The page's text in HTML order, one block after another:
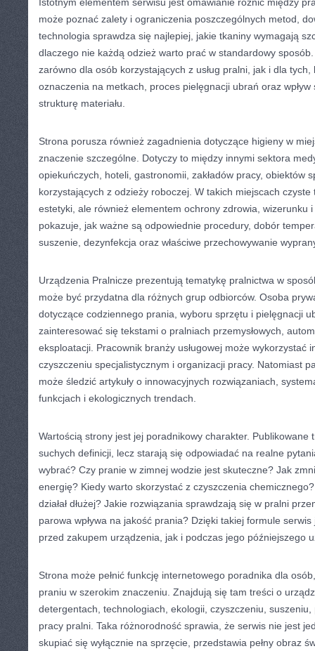
może poznać zalety i ograniczenia poszczególnych metod,
technologia sprawdza się najlepiej, jakie tkaniny wymagają
dlaczego nie każdą odzież warto prać w standardowy
zarówno dla osób korzystających z usług pralni, jak i dla
oznaczenia na metkach, proces pielęgnacji ubrań oraz
strukturę materiału.
Strona porusza również zagadnienia dotyczące higieny w
znaczenie szczególne. Dotyczy to między innymi sektora
opiekuńczych, hoteli, gastronomii, zakładów pracy, obiektów
korzystających z odzieży roboczej. W takich miejscach
estetyki, ale również elementem ochrony zdrowia, wizerunku
pokazuje, jak ważne są odpowiednie procedury, dobór
suszenie, dezynfekcja oraz właściwe przechowywanie
Urządzenia Pralnicze prezentują tematykę pralnictwa w
może być przydatna dla różnych grup odbiorców. Osoba
dotyczące codziennego prania, wyboru sprzętu i pielęgnacji
zainteresować się tekstami o pralniach przemysłowych,
eksploatacji. Pracownik branży usługowej może wykorzystać
czyszczeniu specjalistycznym i organizacji pracy. Natomiast
może śledzić artykuły o innowacyjnych rozwiązaniach,
funkcjach i ekologicznych trendach.
Wartością strony jest jej poradnikowy charakter. Publikowane
suchych definicji, lecz starają się odpowiadać na realne
wybrać? Czy pranie w zimnej wodzie jest skuteczne? Jak
energię? Kiedy warto skorzystać z czyszczenia
działał dłużej? Jakie rozwiązania sprawdzają się w pralni
parowa wpływa na jakość prania? Dzięki takiej formule
przed zakupem urządzenia, jak i podczas jego późniejszego
Strona może pełnić funkcję internetowego poradnika dla
praniu w szerokim znaczeniu. Znajdują się tam treści o
detergentach, technologiach, ekologii, czyszczeniu,
pracy pralni. Taka różnorodność sprawia, że serwis nie jest
skupiać się wyłącznie na sprzęcie, przedstawia pełny obraz